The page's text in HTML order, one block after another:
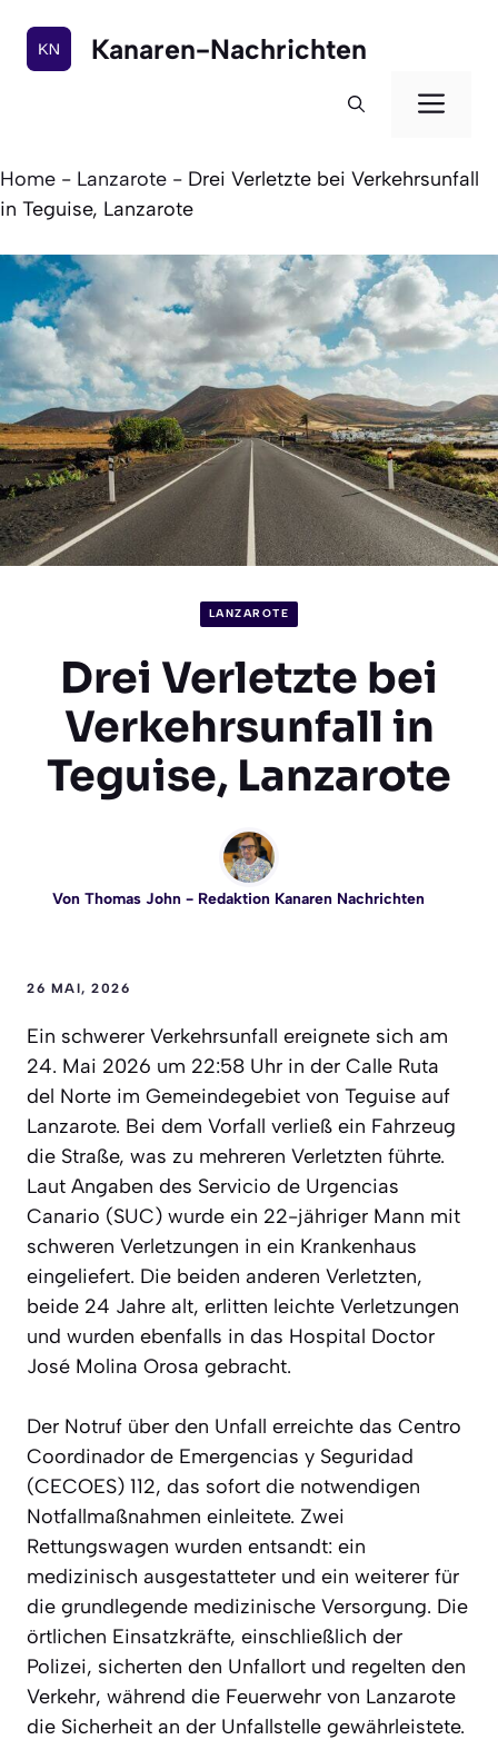
Inhalt
springen
Kanaren-Nachrichten
Home - Lanzarote - Drei Verletzte bei Verkehrsunfall
in Teguise, Lanzarote
LANZAROTE
Drei Verletzte bei
Verkehrsunfall in
Teguise, Lanzarote
Von Thomas John- Redaktion Kanaren Nachrichten
26 MAI, 2026
Ein schwerer Verkehrsunfall ereignete sich am
24. Mai 2026 um 22:58 Uhr in der Calle Ruta
del Norte im Gemeindegebiet von Teguise auf
Lanzarote. Bei dem Vorfall verließ ein Fahrzeug
die Straße, was zu mehreren Verletzten führte.
Laut Angaben des Servicio de Urgencias
Canario (SUC) wurde ein 22-jähriger Mann mit
schweren Verletzungen in ein Krankenhaus
eingeliefert. Die beiden anderen Verletzten,
beide 24 Jahre alt, erlitten leichte Verletzungen
und wurden ebenfalls in das Hospital Doctor
José Molina Orosa gebracht.
Der Notruf über den Unfall erreichte das Centro
Coordinador de Emergencias y Seguridad
(CECOES) 112, das sofort die notwendigen
Notfallmaßnahmen einleitete. Zwei
Rettungswagen wurden entsandt: ein
medizinisch ausgestatteter und ein weiterer für
die grundlegende medizinische Versorgung. Die
örtlichen Einsatzkräfte, einschließlich der
Polizei, sicherten den Unfallort und regelten den
Verkehr, während die Feuerwehr von Lanzarote
die Sicherheit an der Unfallstelle gewährleistete.